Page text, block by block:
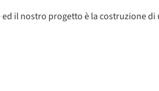
il nostro progetto è la costruzione